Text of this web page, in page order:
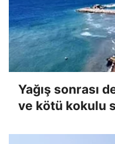
Yağış sonrası
ve kötü kokulu